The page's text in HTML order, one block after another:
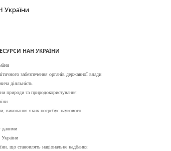
України
НАН УКРАЇНИ
забезпечення органів державної влади
діяльність
природи та природокористування
виконання яких потребує наукового
даними
що становлять національне надбання